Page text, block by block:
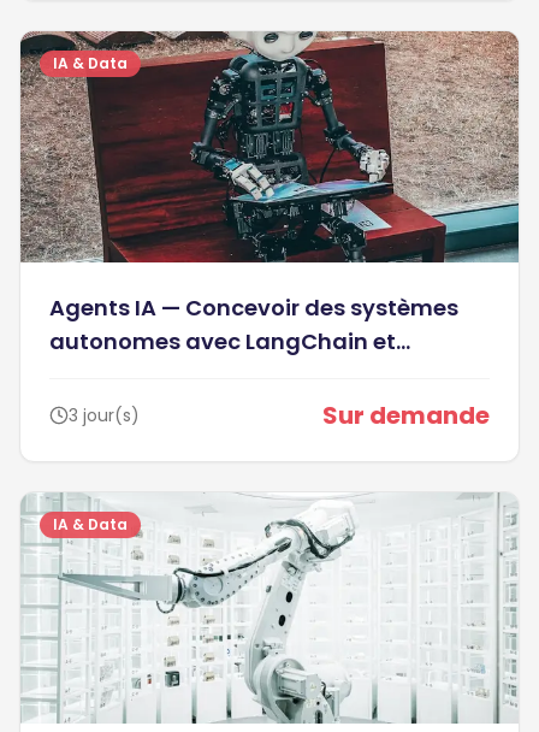
IA & Data
Agents IA — Concevoir des systèmes
autonomes avec LangChain et
3 jour(s) Sur demande
IA & Data